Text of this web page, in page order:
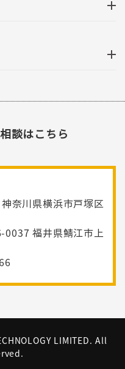
談はこちら
奈川県横浜市戸塚区
0037 福井県鯖江市上
LIMITED. All